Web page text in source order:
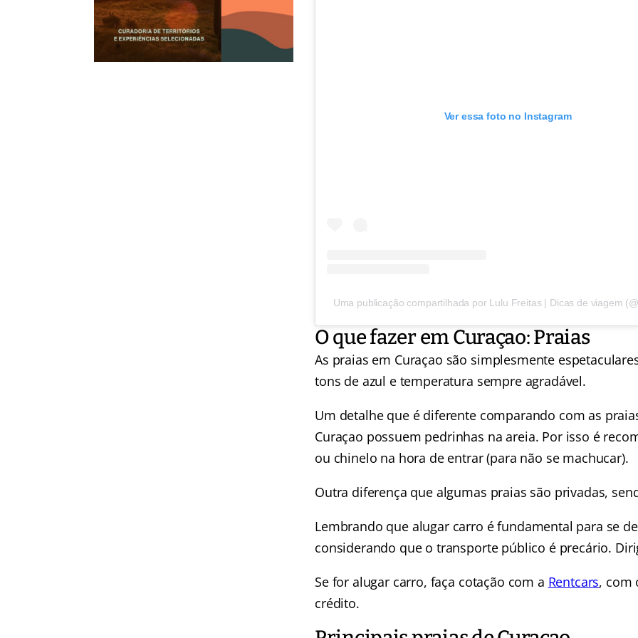
Ver essa foto no Instagram
Uma publicação compartilhada por Lulu Freitas | Dicas de viagem
O que fazer em Curaçao: Praias
As praias em Curaçao são simplesmente
tons de azul e temperatura sempre agradável.
Um detalhe que é diferente comparando com as
Curaçao possuem pedrinhas na areia. Por isso é
ou chinelo na hora de entrar (para não se machucar).
Outra diferença que algumas praias são privadas,
Lembrando que alugar carro é fundamental para se
considerando que o transporte público é precário.
Se for alugar carro, faça cotação com a Rentcars, com
crédito.